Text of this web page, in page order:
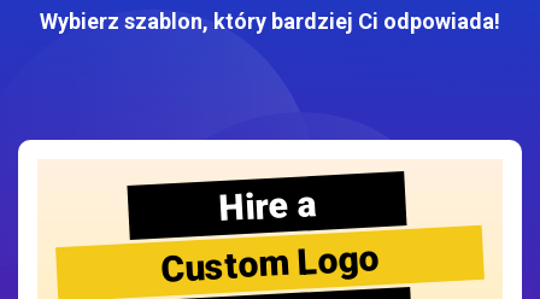
Wybierz szablon, który bardziej Ci odpowiada!
Hire a
Custom Logo